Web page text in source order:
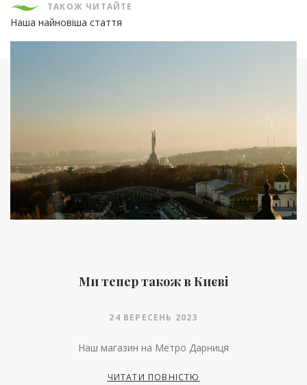
ТАКОЖ ЧИТАЙТЕ
Наша найновіша стаття
Ми тепер також в Києві
24 ВЕРЕСЕНЬ 2023
Наш магазин на Метро Дарниця
ЧИТАТИ ПОВНІСТЮ